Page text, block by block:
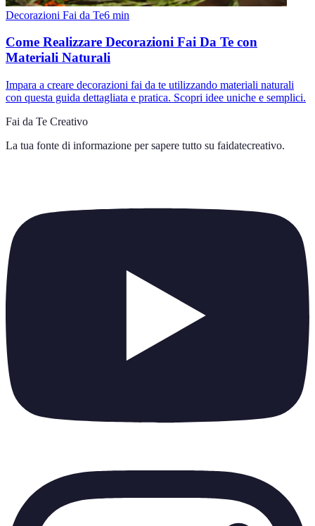
Decorazioni Fai da Te6 min
Come Realizzare Decorazioni Fai Da Te con
Materiali Naturali
Impara a creare decorazioni fai da te utilizzando materiali naturali
con questa guida dettagliata e pratica. Scopri idee uniche e semplici.
Fai da Te Creativo
La tua fonte di informazione per sapere tutto su faidatecreativo.